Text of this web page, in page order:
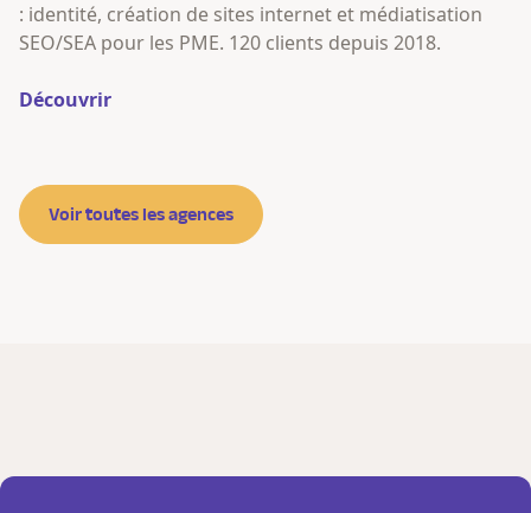
: identité, création de sites internet et médiatisation
SEO/SEA pour les PME. 120 clients depuis 2018.
Découvrir
Voir toutes les agences